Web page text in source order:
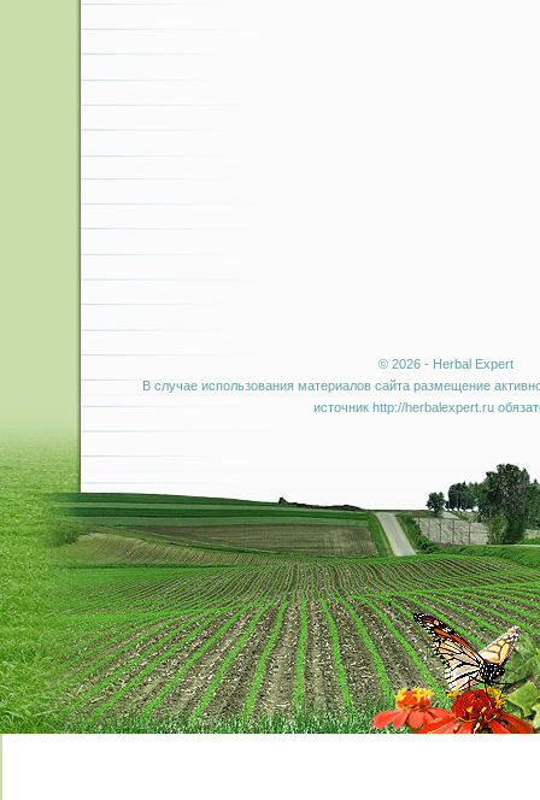
© 2026 - Herbal Expert
В случае использования материалов сайта размещение
источник http://herbalexpert.ru